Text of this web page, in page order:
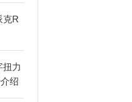
克R
扭力
绍